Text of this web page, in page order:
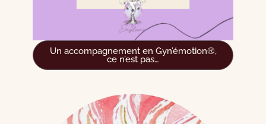
Un accompagnement en Gyn’émotion®,
ce n’est pas…